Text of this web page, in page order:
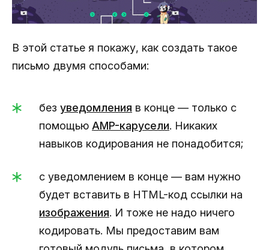
В этой статье я покажу, как создать такое
письмо двумя способами:
без уведомления в конце — только с
помощью AMP-карусели. Никаких
навыков кодирования не понадобится;
с уведомлением в конце — вам нужно
будет вставить в HTML-код ссылки на
изображения. И тоже не надо ничего
кодировать. Мы предоставим вам